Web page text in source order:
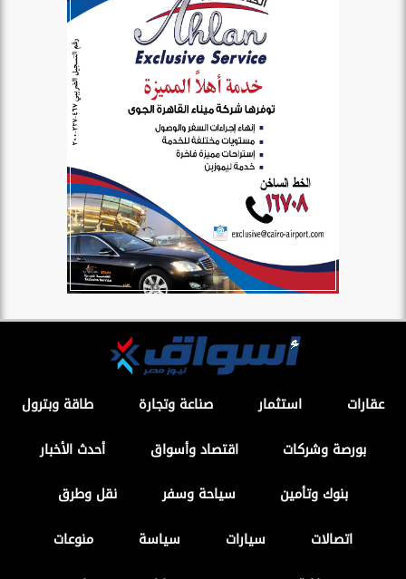
عقارات استثمار صناعة وتجارة
طاقة وبترول
بورصة وشركات
اقتصاد وأسواق
أحدث الأخبار
بنوك وتأمين
سياحة وسفر
نقل وطرق
اتصالات
سيارات سياسة
منوعات